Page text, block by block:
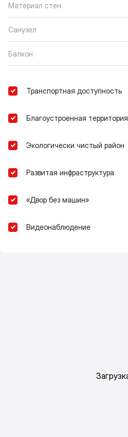
Материал стен
Санузел
Балкон
Транспортная доступность
Благоустроенная территория
Экологически чистый район
Развитая инфраструктура
«Двор без машин»
Видеонаблюдение